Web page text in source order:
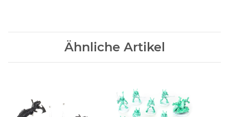
Ähnliche Artikel